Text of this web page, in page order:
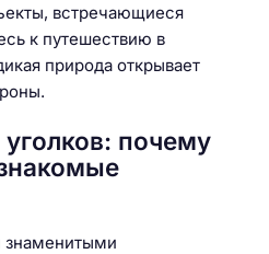
встречающиеся
к путешествию в
природа открывает
почему
знаменитыми